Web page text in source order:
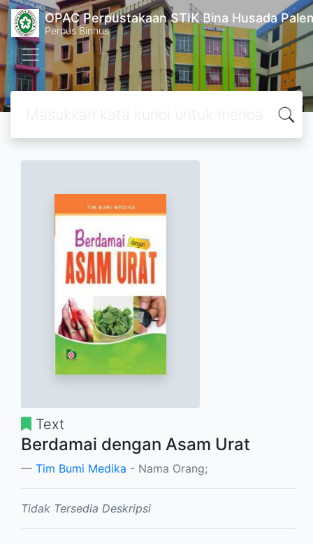
OPAC Perpustakaan STIK Bina Husada
Perpus Binhus
Text
Berdamai dengan Asam Urat
Tim Bumi Medika - Nama Orang;
Tidak Tersedia Deskripsi